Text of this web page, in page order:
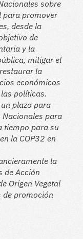
sobre
para promover
desde la
de
y la
mitigar el
la
económicos
políticas.
plazo para
Nacionales para
tiempo para su
la COP32 en
la
de Acción
Origen Vegetal
de promoción